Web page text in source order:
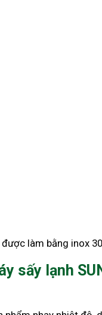
được làm bằng inox
sấy lạnh